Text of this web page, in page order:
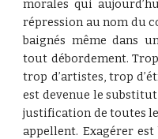
morales qui
répression au nom du
baignés même dans
tout débordement.
trop d’artistes, trop
est devenue le
justification de toutes
appellent. Exagérer